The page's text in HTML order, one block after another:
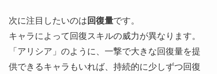
次に注目したいのは 回復量です。
キャラによって回復スキルの威力が異なります。
「アリシア」のように、一撃で大きな回復量を提
供できるキャラもいれば、持続的に少しずつ回復